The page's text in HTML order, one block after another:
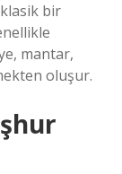
bir
mantar,
oluşur.